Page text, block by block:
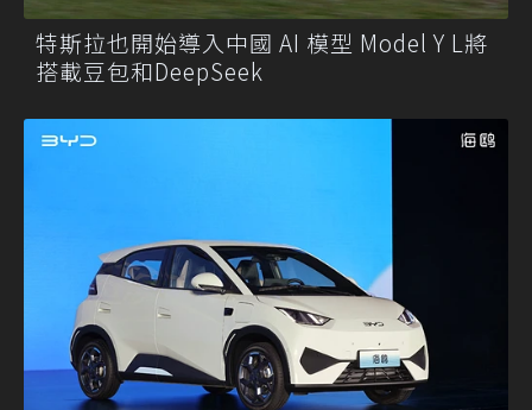
特斯拉也開始導入中國 AI 模型 Model Y L將
搭載豆包和DeepSeek